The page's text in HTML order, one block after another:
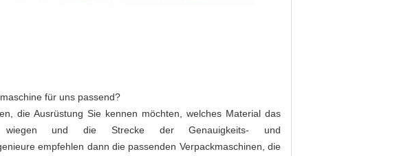
für uns passend?
die Ausrüstung Sie kennen möchten, welches Material das
und die Strecke der Genauigkeits- und
empfehlen dann die passenden Verpackmaschinen, die